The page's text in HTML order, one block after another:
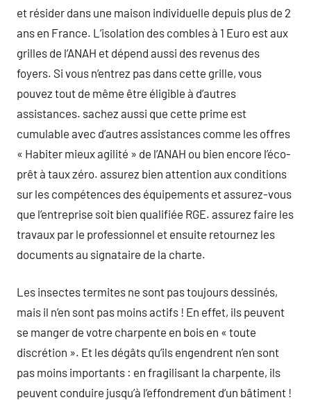
et résider dans une maison individuelle depuis plus de 2
ans en France. L’isolation des combles à 1 Euro est aux
grilles de l’ANAH et dépend aussi des revenus des
foyers. Si vous n’entrez pas dans cette grille, vous
pouvez tout de même être éligible à d’autres
assistances. sachez aussi que cette prime est
cumulable avec d’autres assistances comme les offres
« Habiter mieux agilité » de l’ANAH ou bien encore l’éco-
prêt à taux zéro. assurez bien attention aux conditions
sur les compétences des équipements et assurez-vous
que l’entreprise soit bien qualifiée RGE. assurez faire les
travaux par le professionnel et ensuite retournez les
documents au signataire de la charte.
Les insectes termites ne sont pas toujours dessinés,
mais il n’en sont pas moins actifs ! En effet, ils peuvent
se manger de votre charpente en bois en « toute
discrétion ». Et les dégâts qu’ils engendrent n’en sont
pas moins importants : en fragilisant la charpente, ils
peuvent conduire jusqu’à l’effondrement d’un bâtiment !